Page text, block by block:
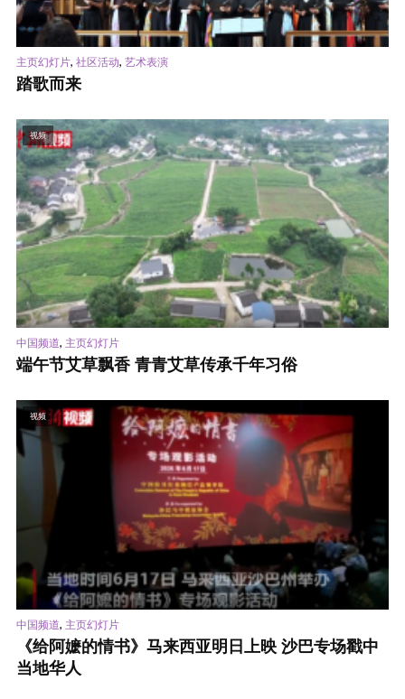
主页幻灯片, 社区活动, 艺术表演
踏歌而来
视频
中国频道, 主页幻灯片
端午节艾草飘香 青青艾草传承千年习俗
视频
中国频道, 主页幻灯片
《给阿嬷的情书》马来西亚明日上映 沙巴专场戳中
当地华人